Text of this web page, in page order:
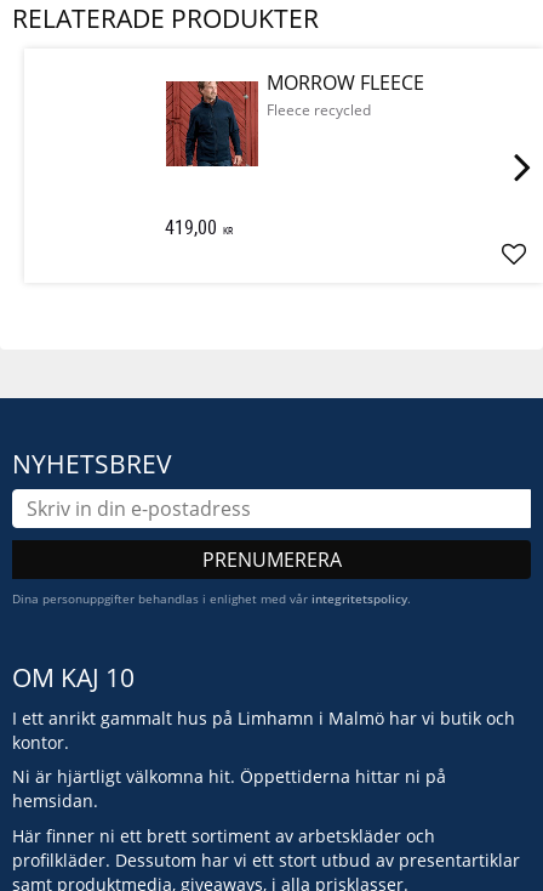
RELATERADE PRODUKTER
MORROW FLEECE
Fleece recycled
419,00 KR
NYHETSBREV
PRENUMERERA
Dina personuppgifter behandlas i enlighet med vår integritetspolicy.
OM KAJ 10
I ett anrikt gammalt hus på Limhamn i Malmö har vi butik och
kontor.
Ni är hjärtligt välkomna hit. Öppettiderna hittar ni på
hemsidan.
Här finner ni ett brett sortiment av arbetskläder och
profilkläder. Dessutom har vi ett stort utbud av presentartiklar
samt produktmedia, giveaways, i alla prisklasser.